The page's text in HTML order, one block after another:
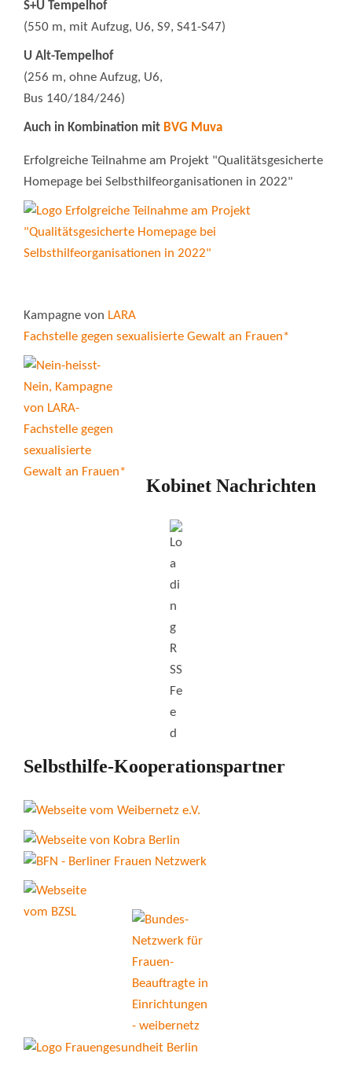
S+U Tempelhof
(550 m, mit Aufzug, U6, S9, S41-S47)
U Alt-Tempelhof
(256 m, ohne Aufzug, U6,
Bus 140/184/246)
Auch in Kombination mit BVG Muva
Erfolgreiche Teilnahme am Projekt "Qualitätsgesicherte
Homepage bei Selbsthilfeorganisationen in 2022"
Kampagne von LARA
Fachstelle gegen sexualisierte Gewalt an Frauen*
Kobinet Nachrichten
Selbsthilfe-Kooperationspartner